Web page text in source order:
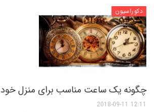
دکوراسیون
چگونه یک ساعت مناسب برای منزل خود
12:11 2018-09-11